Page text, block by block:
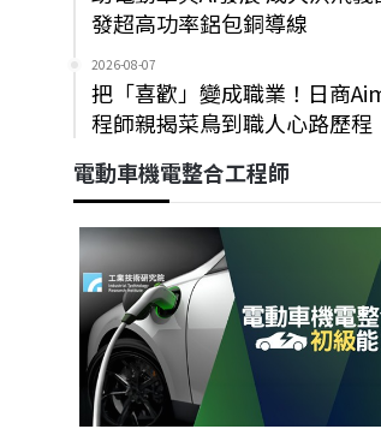
發超高功率鋁包銅導線
2026-08-07
把「喜歡」變成職業！日商
程師親揭菜鳥到職人心路歷程
電動車機電整合工程師